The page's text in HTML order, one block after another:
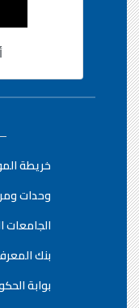
خريطة
وحدات
الجامعات
بنك
بوابة